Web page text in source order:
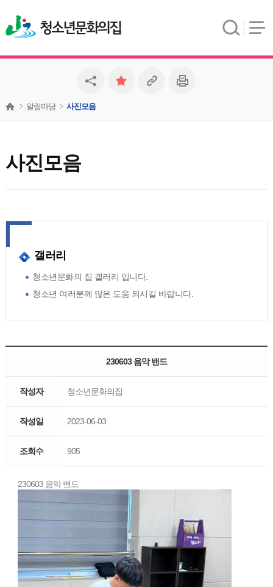
청소년문화의집
사진모음
알림마당 사진모음
갤러리
청소년문화의 집 갤러리 입니다.
청소년 여러분께 많은 도움 되시길 바랍니다.
230603 음악 밴드
작성자 청소년문화의집
작성일 2023-06-03
조회수 905
230603 음악 밴드